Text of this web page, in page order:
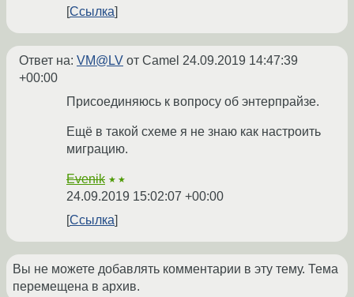
Ссылка
Ответ на: VM@LV от Camel 24.09.2019 14:47:39
+00:00
Присоединяюсь к вопросу об энтерпрайзе.
Ещё в такой схеме я не знаю как настроить
миграцию.
Evenik ★★
24.09.2019 15:02:07 +00:00
Ссылка
Вы не можете добавлять комментарии в эту тему. Тема
перемещена в архив.